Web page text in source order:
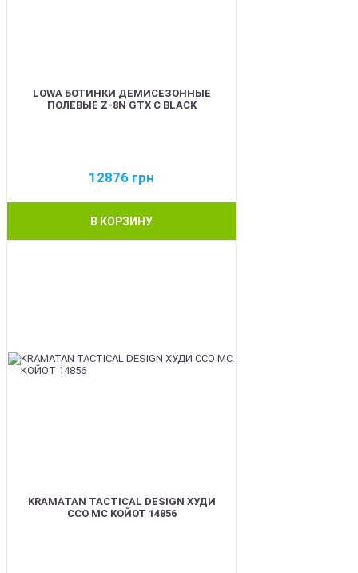
LOWA БОТИНКИ ДЕМИСЕЗОННЫЕ
ПОЛЕВЫЕ Z-8N GTX C BLACK
12876 грн
В КОРЗИНУ
KRAMATAN TACTICAL DESIGN ХУДИ
ССО МС КОЙОТ 14856